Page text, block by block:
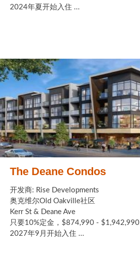
2024年夏开始入住 ...
The Deane Condos
开发商: Rise Developments
奥克维尔Old Oakville社区
Kerr St & Deane Ave
只要10%定金，$874,990 - $1,942,990
2027年9月开始入住 ...